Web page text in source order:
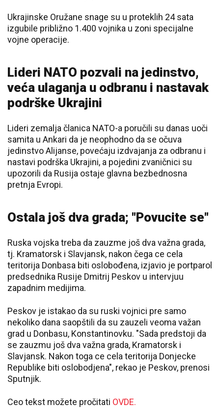
Ukrajinske Oružane snage su u proteklih 24 sata
izgubile približno 1.400 vojnika u zoni specijalne
vojne operacije.
Lideri NATO pozvali na jedinstvo,
veća ulaganja u odbranu i nastavak
podrške Ukrajini
Lideri zemalja članica NATO-a poručili su danas uoči
samita u Ankari da je neophodno da se očuva
jedinstvo Alijanse, povećaju izdvajanja za odbranu i
nastavi podrška Ukrajini, a pojedini zvaničnici su
upozorili da Rusija ostaje glavna bezbednosna
pretnja Evropi.
Ostala još dva grada; "Povucite se"
Ruska vojska treba da zauzme još dva važna grada,
tj. Kramatorsk i Slavjansk, nakon čega ce cela
teritorija Donbasa biti oslobođena, izjavio je portparol
predsednika Rusije Dmitrij Peskov u intervjuu
zapadnim medijima.
Peskov je istakao da su ruski vojnici pre samo
nekoliko dana saopštili da su zauzeli veoma važan
grad u Donbasu, Konstantinovku. "Sada predstoji da
se zauzmu još dva važna grada, Kramatorsk i
Slavjansk. Nakon toga ce cela teritorija Donjecke
Republike biti oslobodjena", rekao je Peskov, prenosi
Sputnjik.
Ceo tekst možete pročitati OVDE.